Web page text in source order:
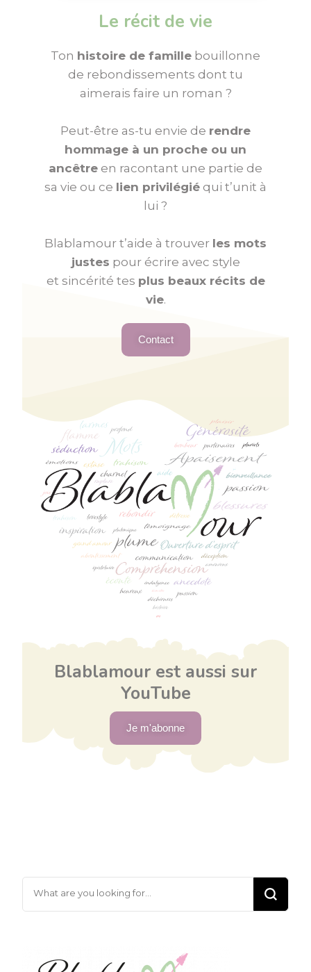
Le récit de vie
Ton histoire de famille bouillonne
de rebondissements dont tu
aimerais faire un roman ?
Peut-être as-tu envie de rendre
hommage à un proche ou un
ancêtre en racontant une partie de
sa vie ou ce lien privilégié qui t’unit à
lui ?
Blablamour t’aide à trouver les mots
justes pour écrire avec style
et sincérité tes plus beaux récits de
vie.
Contact
Blablamour est aussi sur
YouTube
Je m'abonne